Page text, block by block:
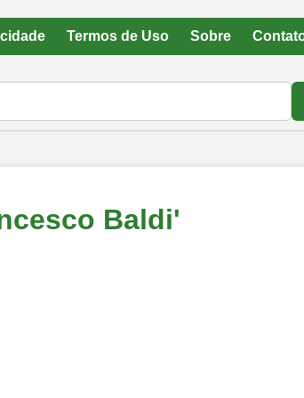
Termos de Uso Sobre
Baldi'